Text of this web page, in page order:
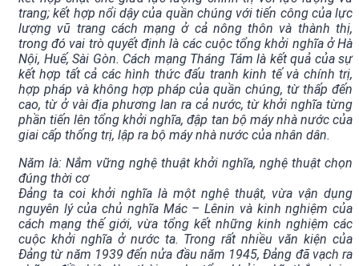
trang; kết hợp nổi dậy của quần chúng với tiến công của lực
lượng vũ trang cách mạng ở cả nông thôn và thành thị,
trong đó vai trò quyết định là các cuộc tổng khởi nghĩa ở Hà
Nội, Huế, Sài Gòn. Cách mạng Tháng Tám là kết quả của sự
kết hợp tất cả các hình thức đấu tranh kinh tế và chính trị,
hợp pháp và không hợp pháp của quần chúng, từ thấp đến
cao, từ ở vài địa phương lan ra cả nước, từ khởi nghĩa từng
phần tiến lên tổng khởi nghĩa, đập tan bộ máy nhà nước của
giai cấp thống trị, lập ra bộ máy nhà nước của nhân dân.
Năm là: Nắm vững nghệ thuật khởi nghĩa, nghệ thuật chọn
đúng thời cơ
Đảng ta coi khởi nghĩa là một nghệ thuật, vừa vận dụng
nguyên lý của chủ nghĩa Mác – Lênin và kinh nghiệm của
cách mạng thế giới, vừa tổng kết những kinh nghiệm các
cuộc khởi nghĩa ở nước ta. Trong rất nhiều văn kiện của
Đảng từ năm 1939 đến nửa đầu năm 1945, Đảng đã vạch ra